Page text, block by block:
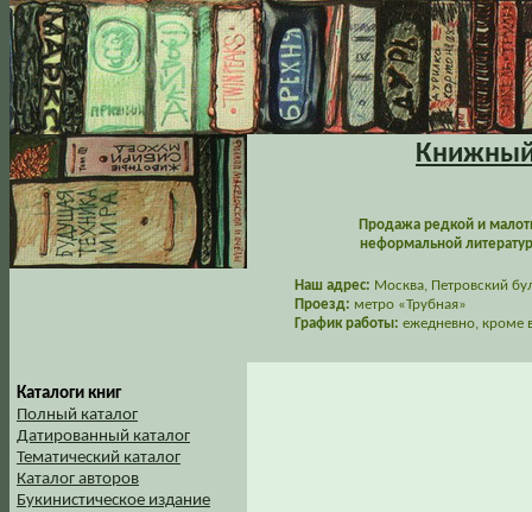
Книжный
Продажа редкой и
неформальной
Наш адрес: Москва, Петровский
Проезд: метро «Трубная»
График работы: ежедневно, кроме
Каталоги книг
Полный каталог
Датированный каталог
Тематический каталог
Каталог авторов
Букинистическое издание